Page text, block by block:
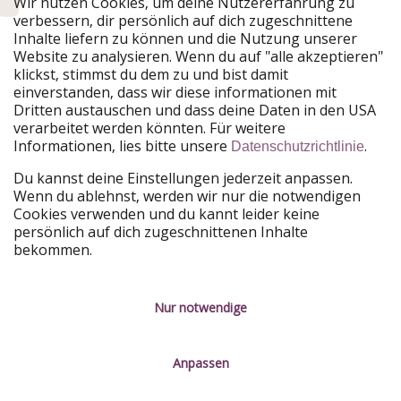
Unsere Märkte
PiratinViaggio
HolidayPirates
VakantiePiraten
WakacyjniPiraci
VoyagesPirates
Ferienpiraten
Urlaubspiraten
ViajerosPiratas
TravelPirates
HolidayPirates Group
Lerne uns kennen
Über uns
Rechtliches
Kontakt
verbessern, dir persönlich auf dich zugeschnittene
Inhalte liefern zu können und die Nutzung unserer
Website zu analysieren. Wenn du auf "alle akzeptieren"
klickst, stimmst du dem zu und bist damit
einverstanden, dass wir diese informationen mit
Dritten austauschen und dass deine Daten in den USA
verarbeitet werden könnten. Für weitere
Informationen, lies bitte unsere Datenschutzrichtlinie.
Du kannst deine Einstellungen jederzeit anpassen.
Wenn du ablehnst, werden wir nur die notwendigen
Cookies verwenden und du kannt leider keine
persönlich auf dich zugeschnittenen Inhalte
bekommen.
Nur notwendige
Anpassen